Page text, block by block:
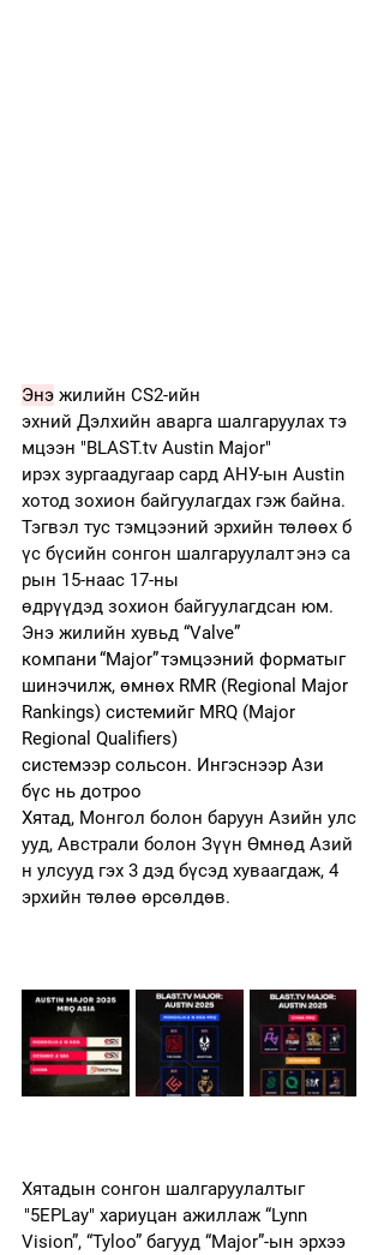
Энэ жилийн CS2-ийн
эхний Дэлхийн аварга шалгаруулах тэ
мцээн "BLAST.tv Austin Major"
ирэх зургаадугаар сард АНУ-ын Austin
хотод зохион байгуулагдах гэж байна.
Тэгвэл тус тэмцээний эрхийн төлөөх б
үс бүсийн сонгон шалгаруулалт энэ са
рын 15-наас 17-ны
өдрүүдэд зохион байгуулагдсан юм.
Энэ жилийн хувьд “Valve”
компани “Major” тэмцээний форматыг
шинэчилж, өмнөх RMR (Regional Major
Rankings) системийг MRQ (Major
Regional Qualifiers)
системээр сольсон. Ингэснээр Ази
бүс нь дотроо
Хятад, Монгол болон баруун Азийн улс
ууд, Австрали болон Зүүн Өмнөд Азий
н улсууд гэх 3 дэд бүсэд хуваагдаж, 4
эрхийн төлөө өрсөлдөв.
Хятадын сонгон шалгаруулалтыг
"5EPLay" хариуцан ажиллаж “Lynn
Vision”, “Tyloo” багууд “Major”-ын эрхээ